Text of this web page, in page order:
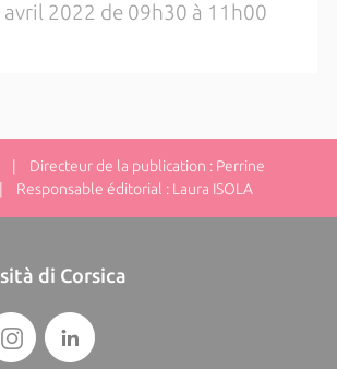
2022 de 09h30 à 11h00
| Directeur de la publication : Perrine
éditorial : Laura ISOLA
di Corsica